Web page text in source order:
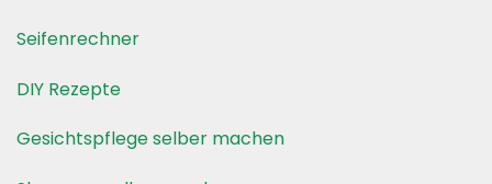
Seifenrechner
DIY Rezepte
Gesichtspflege selber machen